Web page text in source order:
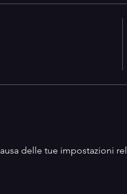
delle tue impostazioni